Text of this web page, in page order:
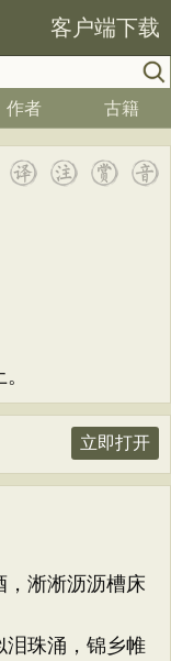
客户端下载
作者 古籍
立即打开
，淅淅沥沥槽床
泪珠涌，锦乡帷